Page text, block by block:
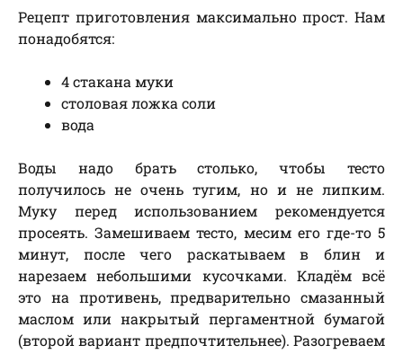
Рецепт приготовления максимально прост. Нам
понадобятся:
4 стакана муки
столовая ложка соли
вода
Воды надо брать столько, чтобы тесто
получилось не очень тугим, но и не липким.
Муку перед использованием рекомендуется
просеять. Замешиваем тесто, месим его где-то 5
минут, после чего раскатываем в блин и
нарезаем небольшими кусочками. Кладём всё
это на противень, предварительно смазанный
маслом или накрытый пергаментной бумагой
(второй вариант предпочтительнее). Разогреваем